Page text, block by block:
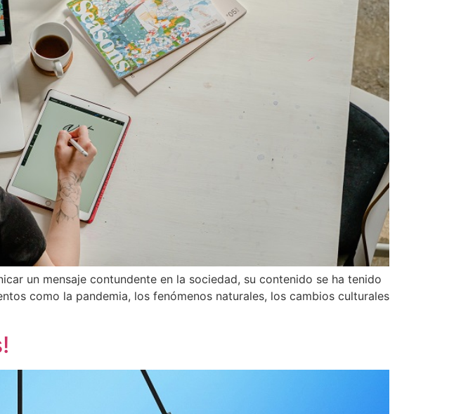
un mensaje contundente en la sociedad, su contenido se ha tenido
como la pandemia, los fenómenos naturales, los cambios culturales